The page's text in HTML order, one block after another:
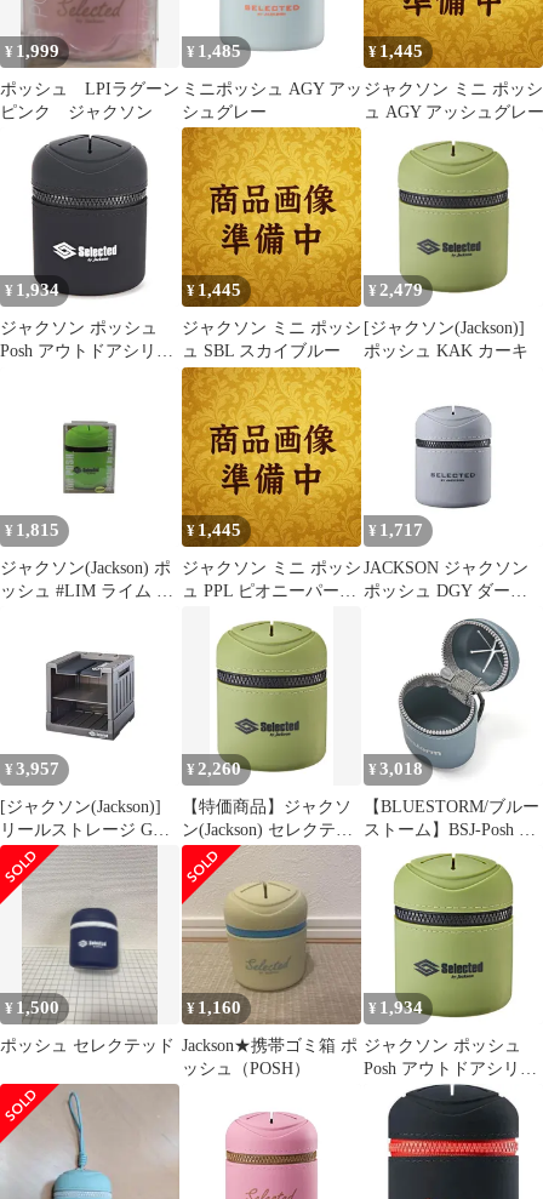
¥ 1,999
ポッシュ LPIラグーン
ピンク ジャクソン
¥ 1,485
ミニポッシュ AGY アッ
シュグレー
¥ 1,445
ジャクソン ミニ ポッシ
ュ AGY アッシュグレー
¥ 1,934
ジャクソン ポッシュ
Posh アウトドアシリー
¥ 1,445
ジャクソン ミニ ポッシ
ュ SBL スカイブルー
¥ 2,479
[ジャクソン(Jackson)]
ポッシュ KAK カーキ
¥ 1,815
ジャクソン(Jackson) ポ
ッシュ #LIM ライム 携
¥ 1,445
ジャクソン ミニ ポッシ
ュ PPL ピオニーパープ
¥ 1,717
JACKSON ジャクソン
ポッシュ DGY ダーク
¥ 3,957
[ジャクソン(Jackson)]
リールストレージ GMC
ガンメタ
¥ 2,260
【特価商品】ジャクソ
ン(Jackson) セレクテッ
ド ポッシュ (Selected
Posh) 携帯ゴミ箱 シリ
コンポーチ 釣り アウト
ドア 花粉対策 カラビナ
付き
¥ 3,018
【BLUESTORM/ブルー
ストーム】BSJ-Posh ジ
ュランポッシュ 小物入
れ シリコン製
¥ 1,500
ポッシュ セレクテッド
¥ 1,160
Jackson★携帯ゴミ箱 ポ
ッシュ（POSH）
¥ 1,934
ジャクソン ポッシュ
Posh アウトドアシリー
ズ KAK カーキ【ゆう
パケット】